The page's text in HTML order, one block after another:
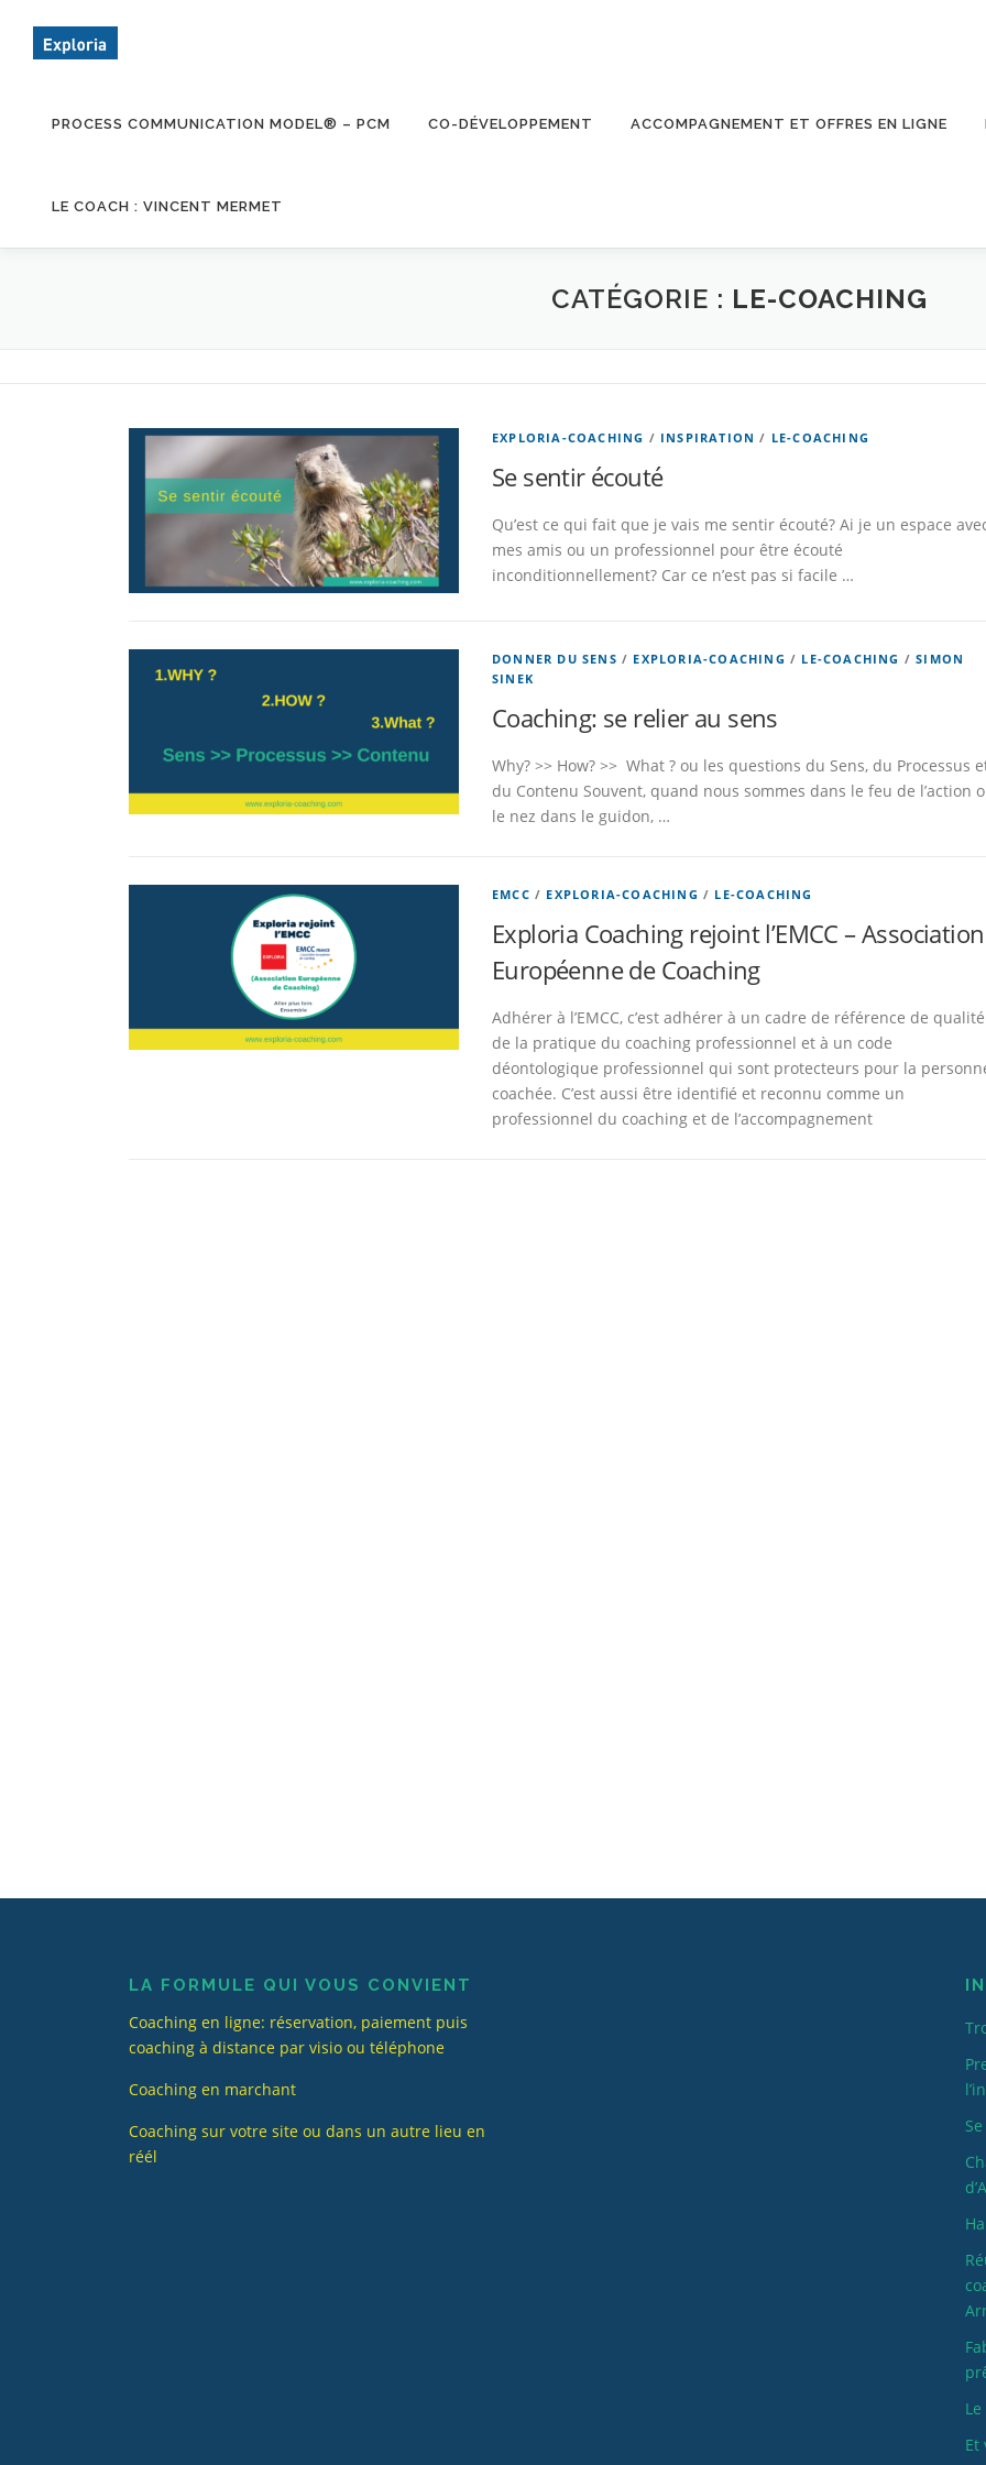
contenu
PROCESS COMMUNICATION MODEL® – PCM CO-DÉVELOPPEMENT ACCOMPAGNEMENT ET OFFRES EN LIGNE
LE COACH : VINCENT MERMET
CATÉGORIE : LE-COACHING
EXPLORIA-COACHING / INSPIRATION / LE-COACHING
Se sentir écouté
Qu’est ce qui fait que je vais me sentir écouté? Ai je un espace
mes amis ou un professionnel pour être écouté
inconditionnellement? Car ce n’est pas si facile …
DONNER DU SENS / EXPLORIA-COACHING / LE-COACHING /SIMON
SINEK
Coaching: se relier au sens
Why? >> How? >> What ? ou les questions du Sens, du Processus
du Contenu Souvent, quand nous sommes dans le feu de l’action
le nez dans le guidon, …
EMCC / EXPLORIA-COACHING / LE-COACHING
Exploria Coaching rejoint l’EMCC – Association
Européenne de Coaching
Adhérer à l’EMCC, c’est adhérer à un cadre de référence de qualité
de la pratique du coaching professionnel et à un code
déontologique professionnel qui sont protecteurs pour la
coachée. C’est aussi être identifié et reconnu comme un
professionnel du coaching et de l’accompagnement
LA FORMULE QUI VOUS CONVIENT
Coaching en ligne: réservation, paiement puis
coaching à distance par visio ou téléphone
Coaching en marchant
Coaching sur votre site ou dans un autre lieu en
réél
Et